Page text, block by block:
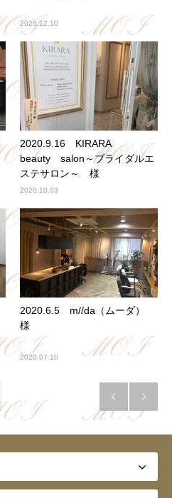
2020.12.10
2020.9.16 KIRARA
beauty salon～ブライダルエ
ステサロン～ 様
2020.10.03
2020.6.5 m//da（ムーダ）
様
2020.07.10
 